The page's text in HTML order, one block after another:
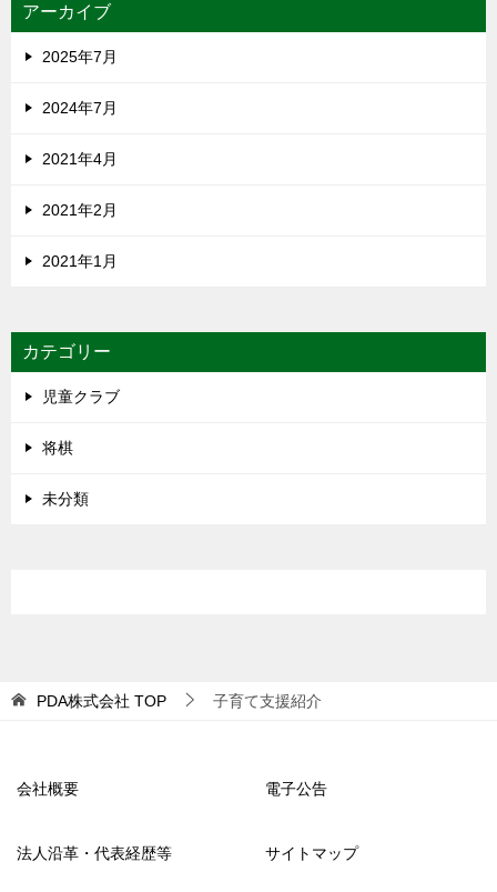
アーカイブ
2025年7月
2024年7月
2021年4月
2021年2月
2021年1月
カテゴリー
児童クラブ
将棋
未分類
PDA株式会社 TOP 子育て支援紹介
会社概要 電子公告
法人沿革・代表経歴等 サイトマップ